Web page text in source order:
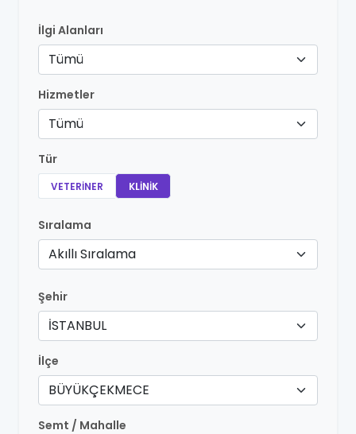
İlgi Alanları
Tümü
Hizmetler
Tümü
Tür
VETERINER KLINIK
Sıralama
Akıllı Sıralama
Şehir
İSTANBUL
İlçe
BÜYÜKÇEKMECE
Semt / Mahalle